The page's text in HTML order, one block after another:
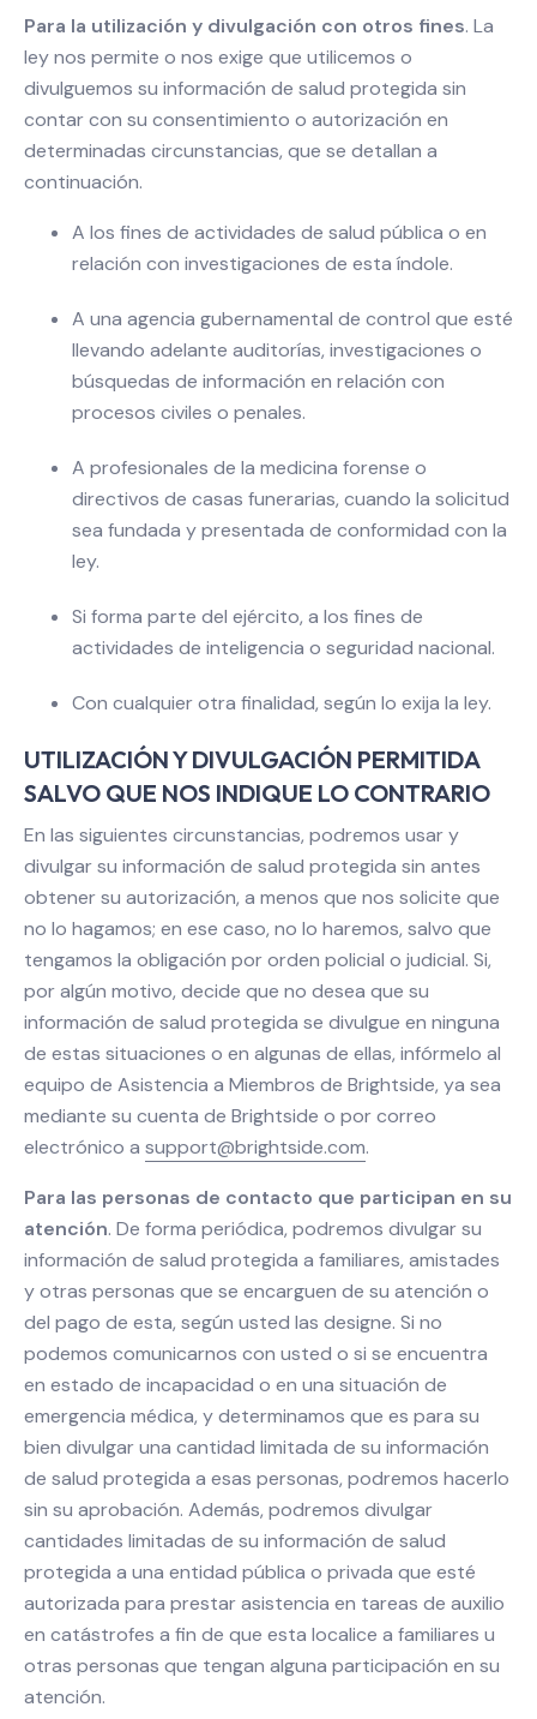
Para la utilización y divulgación con otros fines. La
ley nos permite o nos exige que utilicemos o
divulguemos su información de salud protegida sin
contar con su consentimiento o autorización en
determinadas circunstancias, que se detallan a
continuación.
A los fines de actividades de salud pública o en
relación con investigaciones de esta índole.
A una agencia gubernamental de control que esté
llevando adelante auditorías, investigaciones o
búsquedas de información en relación con
procesos civiles o penales.
A profesionales de la medicina forense o
directivos de casas funerarias, cuando la solicitud
sea fundada y presentada de conformidad con la
ley.
Si forma parte del ejército, a los fines de
actividades de inteligencia o seguridad nacional.
Con cualquier otra finalidad, según lo exija la ley.
UTILIZACIÓN Y DIVULGACIÓN PERMITIDA
SALVO QUE NOS INDIQUE LO CONTRARIO
En las siguientes circunstancias, podremos usar y
divulgar su información de salud protegida sin antes
obtener su autorización, a menos que nos solicite que
no lo hagamos; en ese caso, no lo haremos, salvo que
tengamos la obligación por orden policial o judicial. Si,
por algún motivo, decide que no desea que su
información de salud protegida se divulgue en ninguna
de estas situaciones o en algunas de ellas, infórmelo al
equipo de Asistencia a Miembros de Brightside, ya sea
mediante su cuenta de Brightside o por correo
electrónico a support@brightside.com.
Para las personas de contacto que participan en su
atención. De forma periódica, podremos divulgar su
información de salud protegida a familiares, amistades
y otras personas que se encarguen de su atención o
del pago de esta, según usted las designe. Si no
podemos comunicarnos con usted o si se encuentra
en estado de incapacidad o en una situación de
emergencia médica, y determinamos que es para su
bien divulgar una cantidad limitada de su información
de salud protegida a esas personas, podremos hacerlo
sin su aprobación. Además, podremos divulgar
cantidades limitadas de su información de salud
protegida a una entidad pública o privada que esté
autorizada para prestar asistencia en tareas de auxilio
en catástrofes a fin de que esta localice a familiares u
otras personas que tengan alguna participación en su
atención.